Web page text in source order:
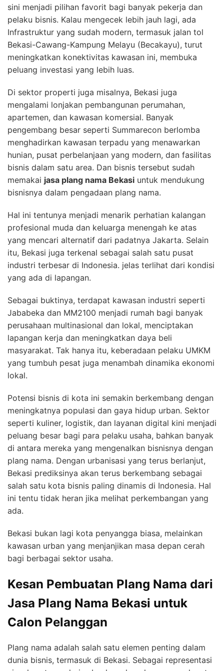
sini menjadi pilihan favorit bagi banyak pekerja dan
pelaku bisnis. Kalau mengecek lebih jauh lagi, ada
Infrastruktur yang sudah modern, termasuk jalan tol
Bekasi-Cawang-Kampung Melayu (Becakayu), turut
meningkatkan konektivitas kawasan ini, membuka
peluang investasi yang lebih luas.
Di sektor properti juga misalnya, Bekasi juga
mengalami lonjakan pembangunan perumahan,
apartemen, dan kawasan komersial. Banyak
pengembang besar seperti Summarecon berlomba
menghadirkan kawasan terpadu yang menawarkan
hunian, pusat perbelanjaan yang modern, dan fasilitas
bisnis dalam satu area. Dan bisnis tersebut sudah
memakai jasa plang nama Bekasi untuk mendukung
bisnisnya dalam pengadaan plang nama.
Hal ini tentunya menjadi menarik perhatian kalangan
profesional muda dan keluarga menengah ke atas
yang mencari alternatif dari padatnya Jakarta. Selain
itu, Bekasi juga terkenal sebagai salah satu pusat
industri terbesar di Indonesia. jelas terlihat dari kondisi
yang ada di lapangan.
Sebagai buktinya, terdapat kawasan industri seperti
Jababeka dan MM2100 menjadi rumah bagi banyak
perusahaan multinasional dan lokal, menciptakan
lapangan kerja dan meningkatkan daya beli
masyarakat. Tak hanya itu, keberadaan pelaku UMKM
yang tumbuh pesat juga menambah dinamika ekonomi
lokal.
Potensi bisnis di kota ini semakin berkembang dengan
meningkatnya populasi dan gaya hidup urban. Sektor
seperti kuliner, logistik, dan layanan digital kini menjadi
peluang besar bagi para pelaku usaha, bahkan banyak
di antara mereka yang mengenalkan bisnisnya dengan
plang nama. Dengan urbanisasi yang terus berlanjut,
Bekasi prediksinya akan terus berkembang sebagai
salah satu kota bisnis paling dinamis di Indonesia. Hal
ini tentu tidak heran jika melihat perkembangan yang
ada.
Bekasi bukan lagi kota penyangga biasa, melainkan
kawasan urban yang menjanjikan masa depan cerah
bagi berbagai sektor usaha.
Kesan Pembuatan Plang Nama dari
Jasa Plang Nama Bekasi untuk
Calon Pelanggan
Plang nama adalah salah satu elemen penting dalam
dunia bisnis, termasuk di Bekasi. Sebagai representasi